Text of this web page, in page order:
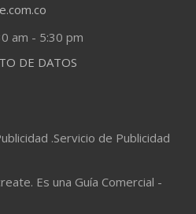
am - 5:30 pm
DE DATOS
.Servicio de Publicidad
Es una Guía Comercial -